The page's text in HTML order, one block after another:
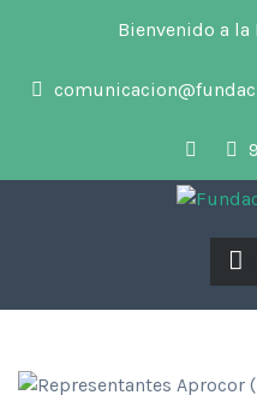
Bienvenido a